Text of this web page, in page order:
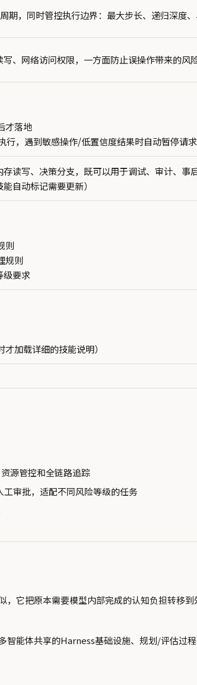
期，同时管控执行边界：最大步长、递归深度
、网络访问权限，一方面防止误操作带来的
才落地
，遇到敏感操作/低置信度结果时自动暂停请
读写、决策分支，既可以用于调试、审计、
自动标记需要更新）
则
规则
级要求
加载详细的技能说明）
源管控和全链路追踪
审批，适配不同风险等级的任务
它把原本需要模型内部完成的认知负担转移
能体共享的Harness基础设施、规划/评估过程